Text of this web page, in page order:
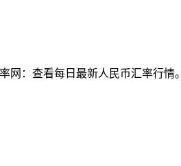
网：查看每日最新人民币汇率行情。